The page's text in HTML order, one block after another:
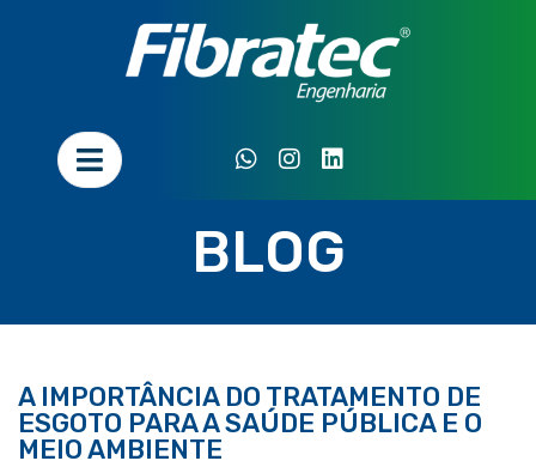
BLOG
A IMPORTÂNCIA DO TRATAMENTO DE
ESGOTO PARA A SAÚDE PÚBLICA E O
MEIO AMBIENTE